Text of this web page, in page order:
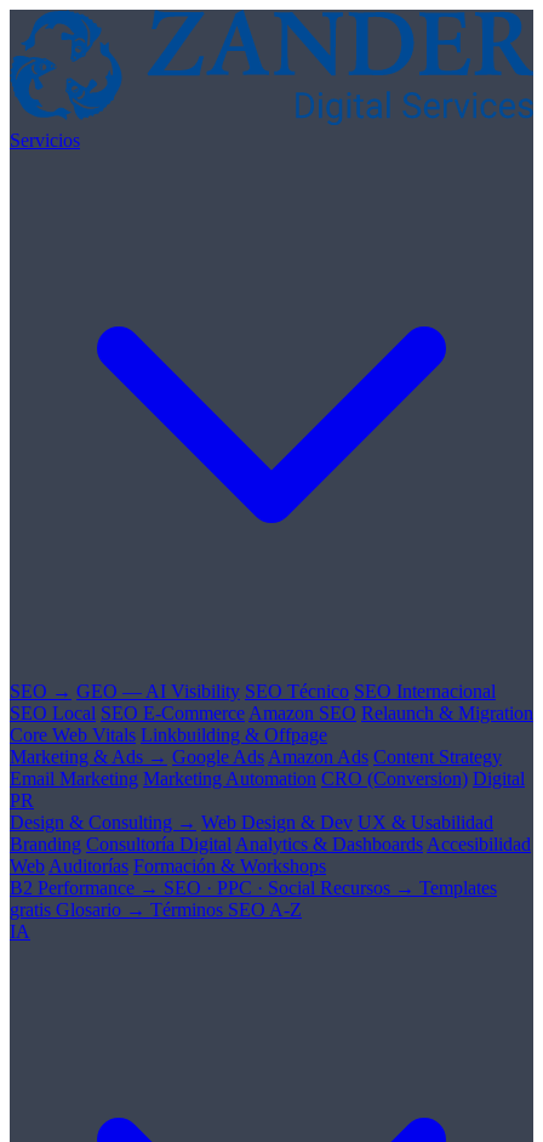
Skip to content
Servicios
SEO → GEO — AI Visibility SEO Técnico SEO Internacional
SEO Local SEO E-Commerce Amazon SEO Relaunch & Migration
Core Web Vitals Linkbuilding & Offpage
Marketing & Ads → Google Ads Amazon Ads Content Strategy
Email Marketing Marketing Automation CRO (Conversion) Digital
PR
Design & Consulting → Web Design & Dev UX & Usabilidad
Branding Consultoría Digital Analytics & Dashboards Accesibilidad
Web Auditorías Formación & Workshops
B2 Performance → SEO · PPC · Social Recursos → Templates
gratis Glosario → Términos SEO A-Z
IA